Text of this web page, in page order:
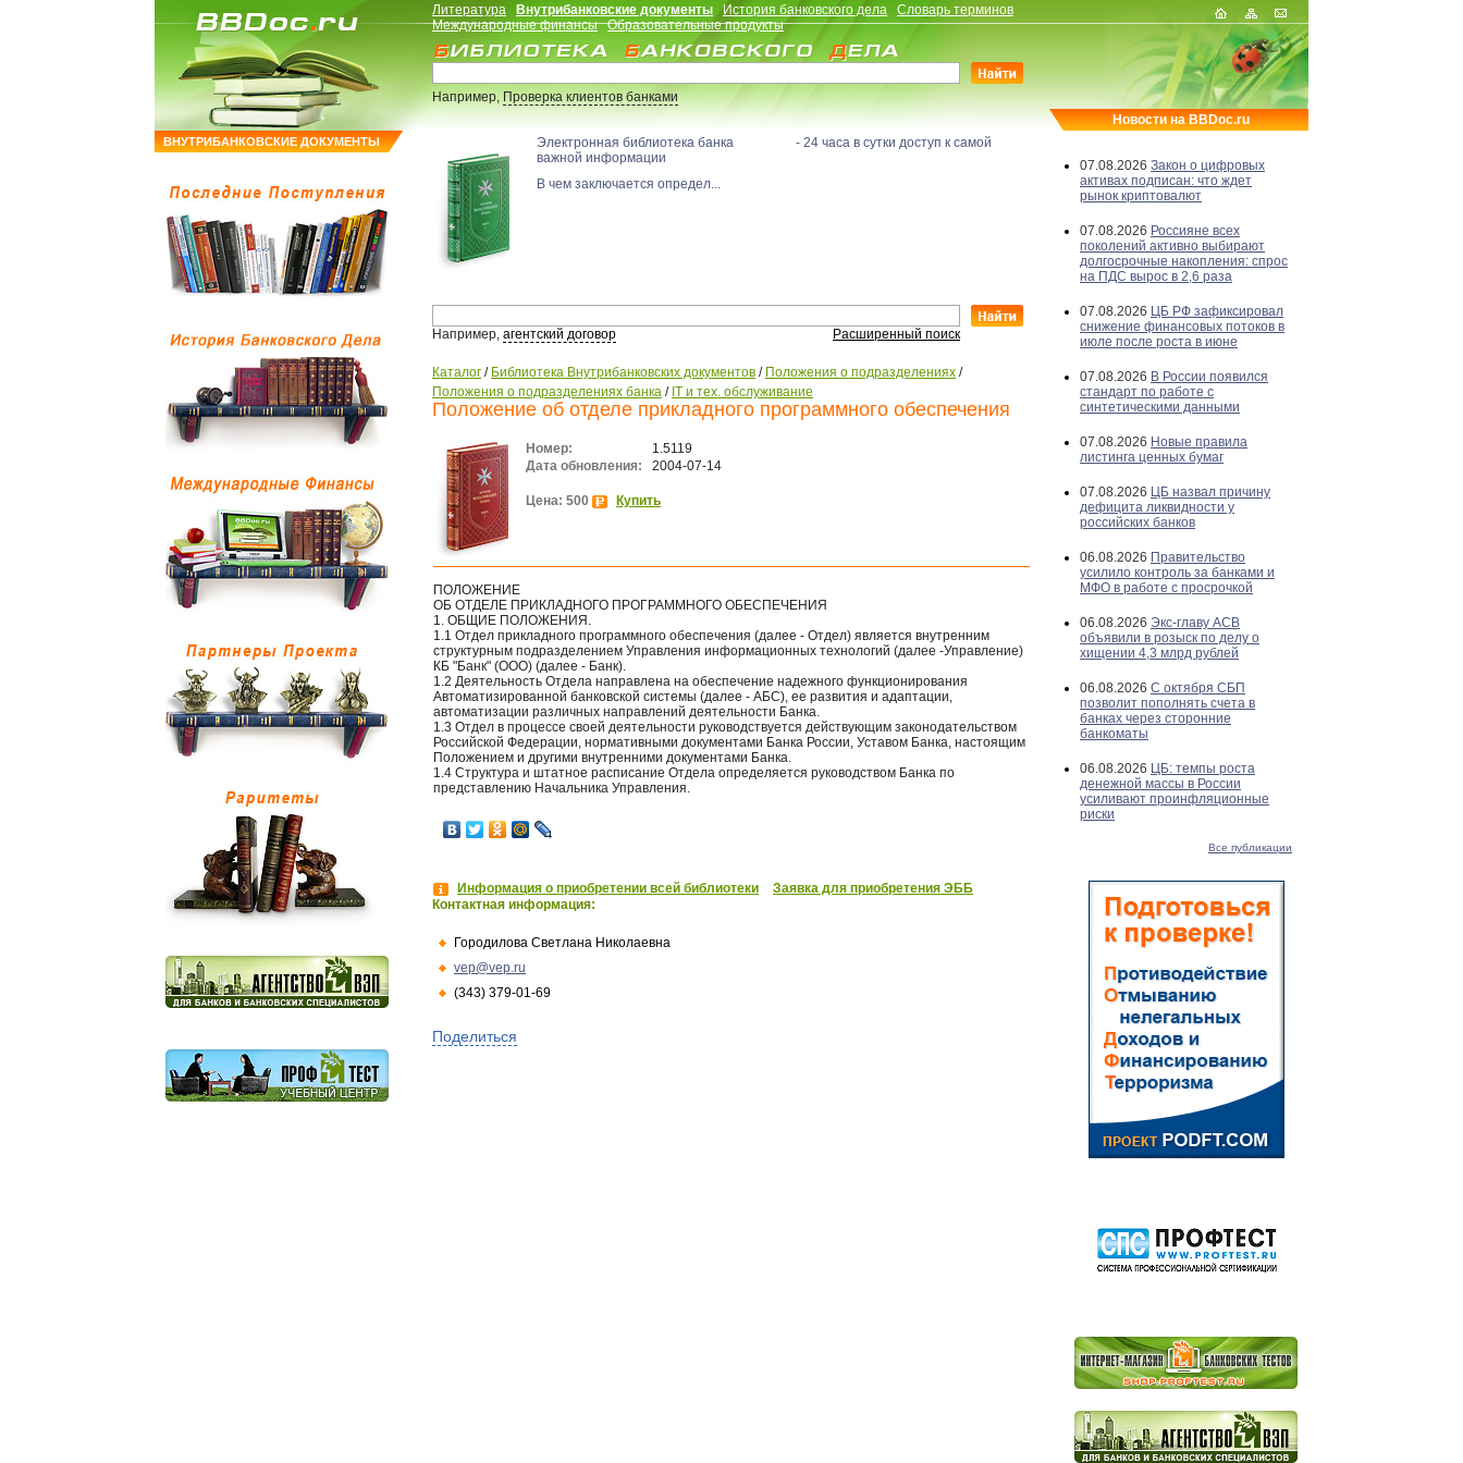
ВНУТРИБАНКОВСКИЕ ДОКУМЕНТЫ
Литература Внутрибанковские документы История банковского дела
Словарь терминов
Международные финансы
Образовательные продукты
Например,Проверка клиентов банками
Электронная библиотека банка - 24 часа в сутки доступ к самой
важной информации
В чем заключается определ...
Например, агентский договор Расширенный поиск
Каталог / Библиотека Внутрибанковских документов / Положения о подразделениях /
Положения о подразделениях банка / IT и тех. обслуживание
Положение об отделе прикладного программного обеспечения
Номер:
1.5119
Дата обновления:
2004-07-14
Цена: 500 Купить
ПОЛОЖЕНИЕ
ОБ ОТДЕЛЕ ПРИКЛАДНОГО ПРОГРАММНОГО ОБЕСПЕЧЕНИЯ
1. ОБЩИЕ ПОЛОЖЕНИЯ.
1.1 Отдел прикладного программного обеспечения (далее - Отдел) является внутренним
структурным подразделением Управления информационных технологий (далее -Управление)
КБ "Банк" (ООО) (далее - Банк).
1.2 Деятельность Отдела направлена на обеспечение надежного функционирования
Автоматизированной банковской системы (далее - АБС), ее развития и адаптации,
автоматизации различных направлений деятельности Банка.
1.3 Отдел в процессе своей деятельности руководствуется действующим законодательством
Российской Федерации, нормативными документами Банка России, Уставом Банка, настоящим
Положением и другими внутренними документами Банка.
1.4 Структура и штатное расписание Отдела определяется руководством Банка по
представлению Начальника Управления.
Информация о приобретении всей библиотеки
Заявка для приобретения ЭББ
Контактная информация:
Городилова Светлана Николаевна
vep@vep.ru
(343) 379-01-69
Поделиться
Новости на BBDoc.ru
07.08.2026 Закон о цифровых
активах подписан: что ждет
рынок криптовалют
07.08.2026 Россияне всех
поколений активно выбирают
долгосрочные накопления: спрос
на ПДС вырос в 2,6 раза
07.08.2026 ЦБ РФ зафиксировал
снижение финансовых потоков в
июле после роста в июне
07.08.2026 В России появился
стандарт по работе с
синтетическими данными
07.08.2026 Новые правила
листинга ценных бумаг
07.08.2026 ЦБ назвал причину
дефицита ликвидности у
российских банков
06.08.2026 Правительство
усилило контроль за банками и
МФО в работе с просрочкой
06.08.2026 Экс-главу АСВ
объявили в розыск по делу о
хищении 4,3 млрд рублей
06.08.2026 С октября СБП
позволит пополнять счета в
банках через сторонние
банкоматы
06.08.2026 ЦБ: темпы роста
денежной массы в России
усиливают проинфляционные
риски
Все публикации